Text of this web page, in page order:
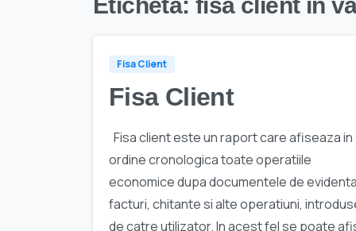
Fisa Client
Fisa Client
Fisa client este un raport care afiseaza in
ordine cronologica toate operatiile
economice dupa documentele de
facturi, chitante si alte operatiuni,
de catre utilizator. In acest fel se poate